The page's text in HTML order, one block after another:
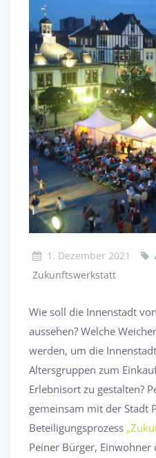
1. Dezember 2021
Zukunftswerkstatt
Wie soll die Innenstadt
aussehen? Welche
werden, um die
Altersgruppen zum
Erlebnisort zu gestalten?
gemeinsam mit der Stadt
Beteiligungsprozess
Peiner Bürger, Einwohner